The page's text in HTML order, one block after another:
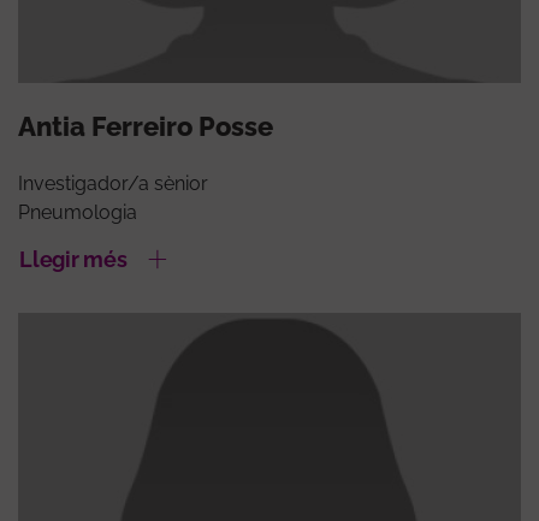
Antia Ferreiro Posse
Investigador/a sènior
Pneumologia
Llegir més